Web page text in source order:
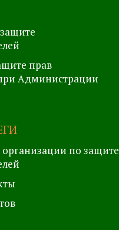
прав
Администрации
по защите